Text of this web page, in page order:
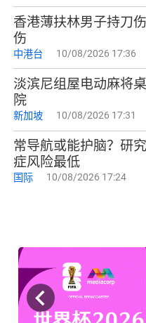
香港薄扶林男子持刀
伤
中港台 10/08/2026 17:36
淡滨尼组屋电动麻将
院
新加坡 10/08/2026 17:31
常导航或能护脑？研
症风险最低
国际 10/08/2026 17:24